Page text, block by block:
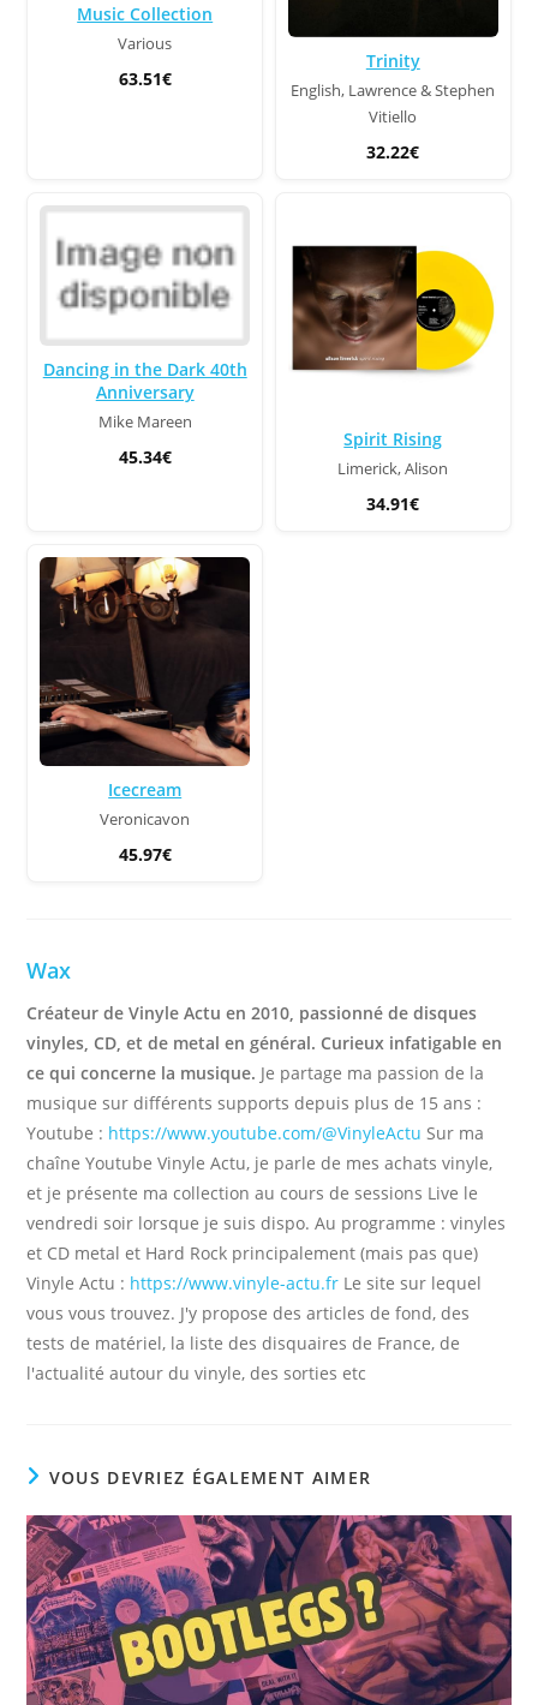
Music Collection
Various
63.51€
Trinity
English, Lawrence & Stephen
Vitiello
32.22€
Dancing in the Dark 40th
Anniversary
Mike Mareen
45.34€
Spirit Rising
Limerick, Alison
34.91€
Icecream
Veronicavon
45.97€
Wax
Créateur de Vinyle Actu en 2010, passionné de disques
vinyles, CD, et de metal en général. Curieux infatigable en
ce qui concerne la musique. Je partage ma passion de la
musique sur différents supports depuis plus de 15 ans :
Youtube : https://www.youtube.com/@VinyleActu Sur ma
chaîne Youtube Vinyle Actu, je parle de mes achats vinyle,
et je présente ma collection au cours de sessions Live le
vendredi soir lorsque je suis dispo. Au programme : vinyles
et CD metal et Hard Rock principalement (mais pas que)
Vinyle Actu : https://www.vinyle-actu.fr Le site sur lequel
vous vous trouvez. J'y propose des articles de fond, des
tests de matériel, la liste des disquaires de France, de
l'actualité autour du vinyle, des sorties etc
VOUS DEVRIEZ ÉGALEMENT AIMER